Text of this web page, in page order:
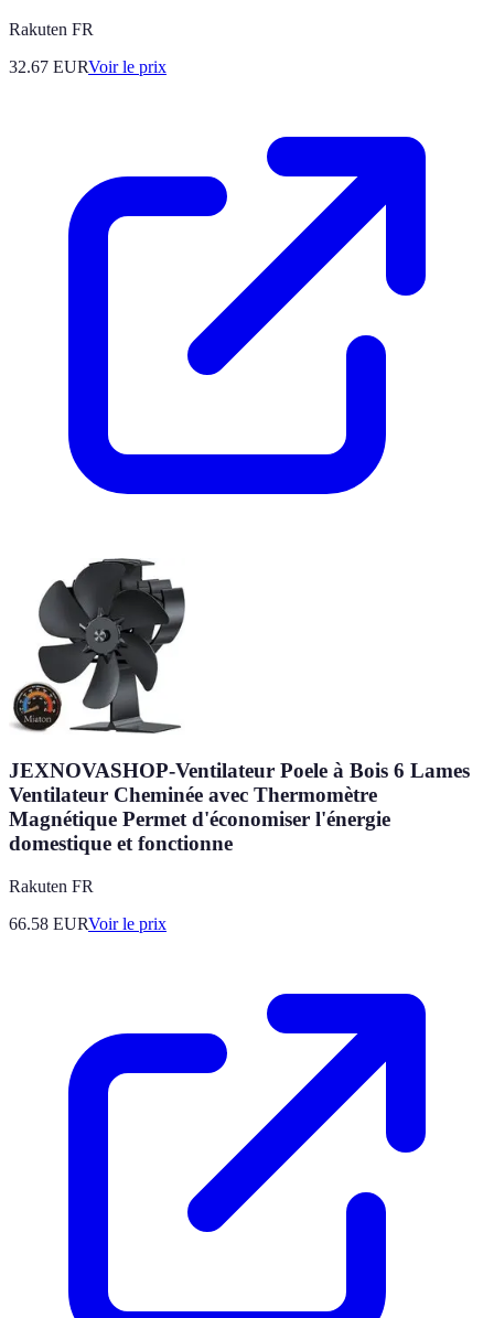
Rakuten FR
32.67 EURVoir le prix
JEXNOVASHOP-Ventilateur Poele à Bois 6 Lames
Ventilateur Cheminée avec Thermomètre
Magnétique Permet d'économiser l'énergie
domestique et fonctionne
Rakuten FR
66.58 EURVoir le prix